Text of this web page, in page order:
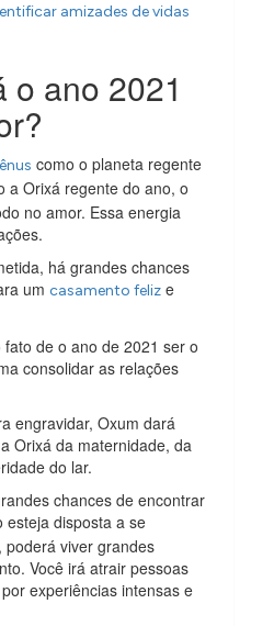
amizades de vidas
o ano 2021
como o planeta regente
a Orixá regente do ano, o
no amor. Essa energia
há grandes chances
umcasamento feliz e
de o ano de 2021 ser o
consolidar as relações
engravidar, Oxum dará
Orixá da maternidade, da
do lar.
chances de encontrar
esteja disposta a se
poderá viver grandes
Você irá atrair pessoas
experiências intensas e